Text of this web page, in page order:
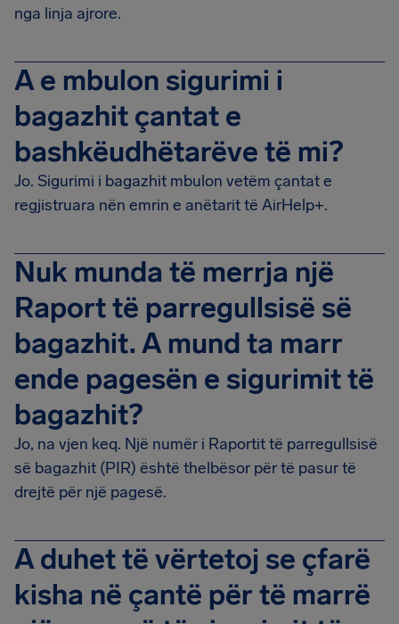
nga linja ajrore.
A e mbulon sigurimi i
bagazhit çantat e
bashkëudhëtarëve të mi?
Jo. Sigurimi i bagazhit mbulon vetëm çantat e
regjistruara nën emrin e anëtarit të AirHelp+.
Nuk munda të merrja një
Raport të parregullsisë së
bagazhit. A mund ta marr
ende pagesën e sigurimit të
bagazhit?
Jo, na vjen keq. Një numër i Raportit të parregullsisë
së bagazhit (PIR) është thelbësor për të pasur të
drejtë për një pagesë.
A duhet të vërtetoj se çfarë
kisha në çantë për të marrë